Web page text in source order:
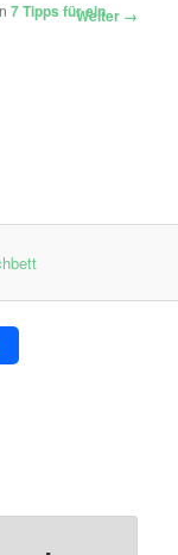
Weiter →
7 Tipps für ein